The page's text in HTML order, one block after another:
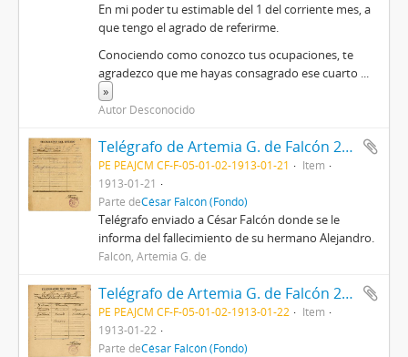
En mi poder tu estimable del 1 del corriente mes, a
que tengo el agrado de referirme.
Conociendo como conozco tus ocupaciones, te
agradezco que me hayas consagrado ese cuarto ...
»
Autor Desconocido
Telégrafo de Artemia G. de Falcón 21/1/1913
PE PEAJCM CF-F-05-01-02-1913-01-21
Item
1913-01-21
Parte deCésar Falcón (Fondo)
Telégrafo enviado a César Falcón donde se le
informa del fallecimiento de su hermano Alejandro.
Falcón, Artemia G. de
Telégrafo de Artemia G. de Falcón 22/1/1913
PE PEAJCM CF-F-05-01-02-1913-01-22
Item
1913-01-22
Parte deCésar Falcón (Fondo)